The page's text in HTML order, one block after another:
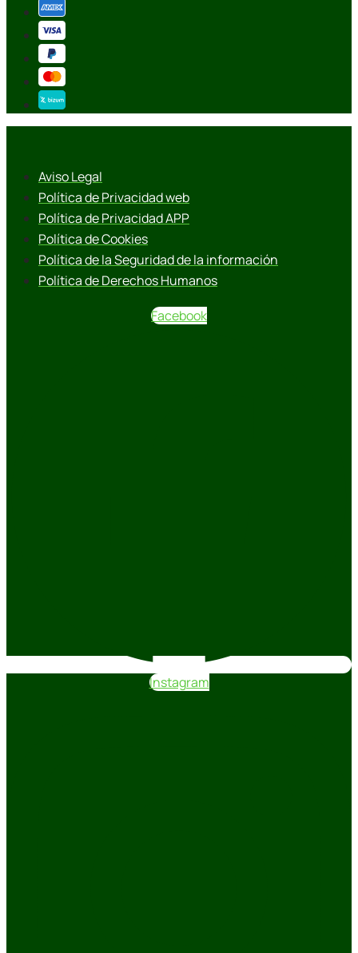
Aviso Legal
Política de Privacidad web
Política de Privacidad APP
Política de Cookies
Política de la Seguridad de la información
Política de Derechos Humanos
Facebook
Instagram